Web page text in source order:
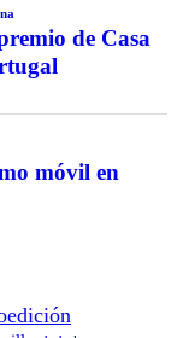
de Casa
móvil en